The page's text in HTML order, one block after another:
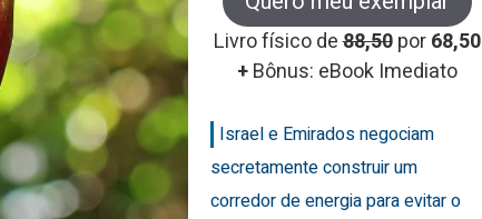
Livro físico de88,50 por68,50
+Bônus: eBook Imediato
Israel e Emirados negociam
secretamente construir um
corredor de energia para evitar o